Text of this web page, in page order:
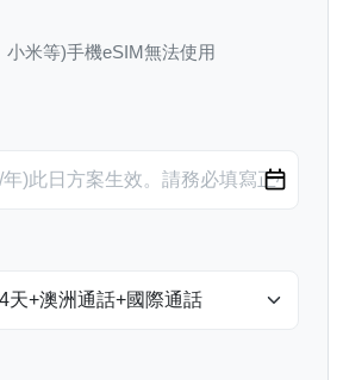
小米等)手機eSIM無法使用